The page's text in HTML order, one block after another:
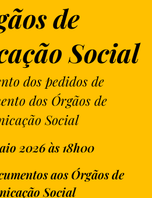
de
Social
dos pedidos de
dos Órgãos de
Social
2026 às 18h00
aos Órgãos de
Social